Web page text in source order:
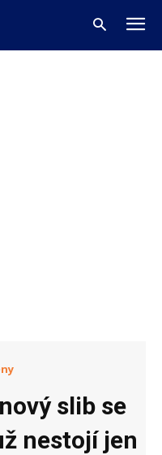
slib se
nestojí jen